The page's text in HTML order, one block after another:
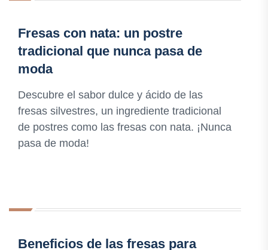
Fresas con nata: un postre
tradicional que nunca pasa de
moda
Descubre el sabor dulce y ácido de las
fresas silvestres, un ingrediente tradicional
de postres como las fresas con nata. ¡Nunca
pasa de moda!
Beneficios de las fresas para